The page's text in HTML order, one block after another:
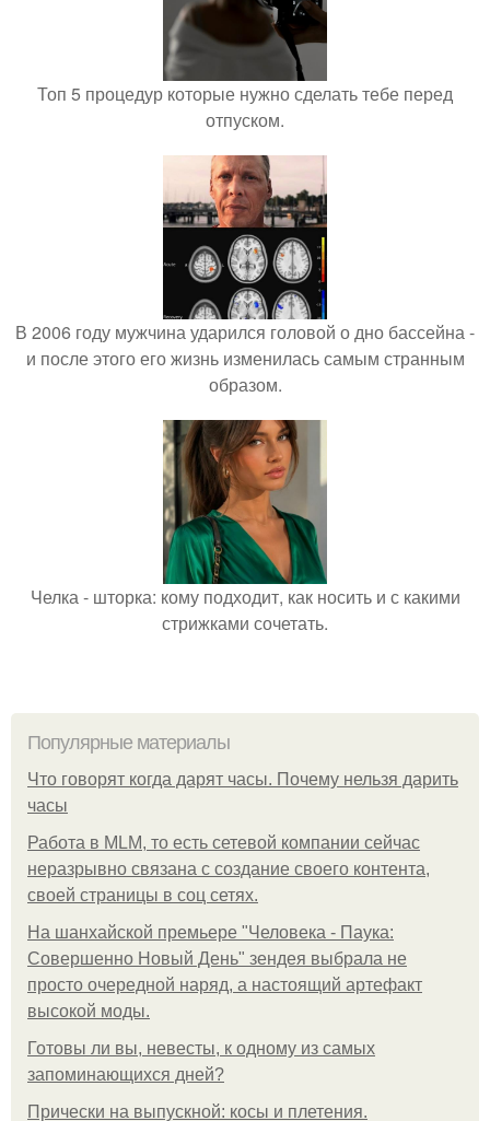
Топ 5 процедур которые нужно сделать тебе перед
отпуском.
В 2006 году мужчина ударился головой о дно бассейна -
и после этого его жизнь изменилась самым странным
образом.
Челка - шторка: кому подходит, как носить и с какими
стрижками сочетать.
Популярные материалы
Что говорят когда дарят часы. Почему нельзя дарить
часы
Работа в MLM, то есть сетевой компании сейчас
неразрывно связана с создание своего контента,
своей страницы в соц сетях.
На шанхайской премьере "Человека - Паука:
Совершенно Новый День" зендея выбрала не
просто очередной наряд, а настоящий артефакт
высокой моды.
Готовы ли вы, невесты, к одному из самых
запоминающихся дней?
Прически на выпускной: косы и плетения.